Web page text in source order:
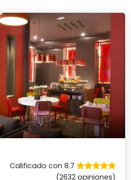
Calificado con 8.7
(2632 opiniones)